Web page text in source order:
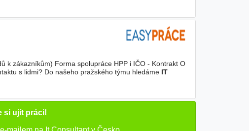
k zákazníkům) Forma spolupráce HPP i IČO - Kontrakt O
s lidmi? Do našeho pražského týmu hledáme IT
si ujít práci!